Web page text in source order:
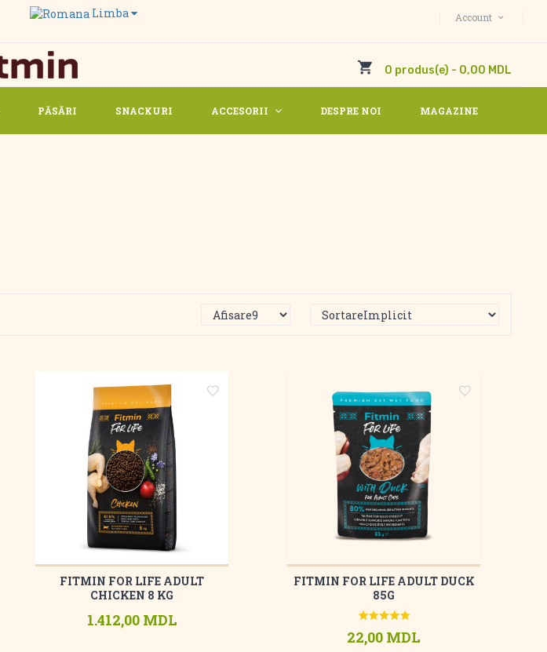
Account
Limba
0 produs(e) - 0,00 MDL
PĂSĂRI SNACKURI ACCESORII DESPRE NOI MAGAZINE
FITMIN FOR LIFE ADULT
CHICKEN 8 KG
1.412,00 MDL
FITMIN FOR LIFE ADULT DUCK
85G
22,00 MDL